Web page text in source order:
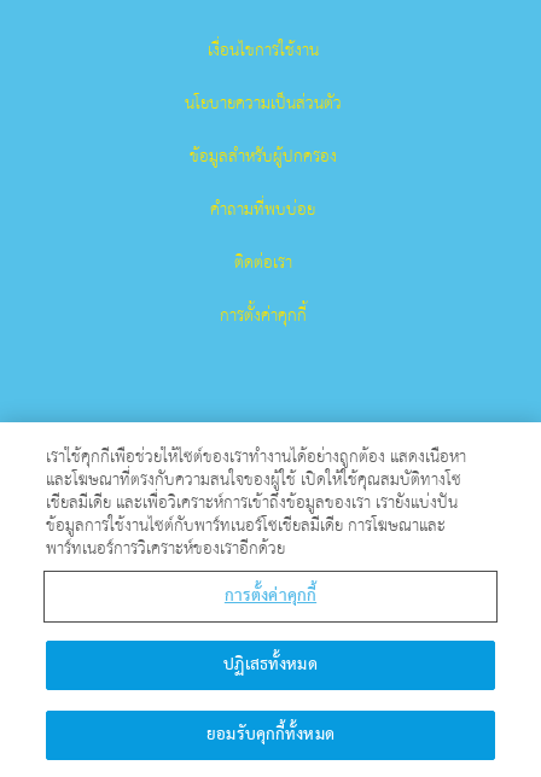
เงื่อนไขการใช้งาน
นโยบายความเป็นส่วนตัว
ข้อมูลสำหรับผู้ปกครอง
คำถามที่พบบ่อย
ติดต่อเรา
การตั้งค่าคุกกี้
Superbook เป็นเครื่องหมายการค้าจดทะเบียนของ The Christian
Broadcasting Network, Inc. องค์กรการกุศลที่ไม่แสวงหาผลกําไร
501 (c)(3)
สงวนลิขสิทธิ์.
เกี่ยวกับ CBN
© Copyright 2026 The Christian Broadcasting Network.
เราใช้คุกกี้เพื่อช่วยให้ไซต์ของเราทำงานได้อย่างถูกต้อง แสดงเนื้อหา
และโฆษณาที่ตรงกับความสนใจของผู้ใช้ เปิดให้ใช้คุณสมบัติทางโซ
เชียลมีเดีย และเพื่อวิเคราะห์การเข้าถึงข้อมูลของเรา เรายังแบ่งปัน
ข้อมูลการใช้งานไซต์กับพาร์ทเนอร์โซเชียลมีเดีย การโฆษณาและ
พาร์ทเนอร์การวิเคราะห์ของเราอีกด้วย
การตั้งค่าคุกกี้
ปฏิเสธทั้งหมด
ยอมรับคุกกี้ทั้งหมด